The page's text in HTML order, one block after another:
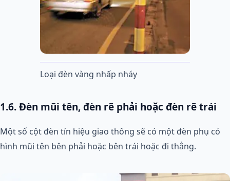
Loại đèn vàng nhấp nháy
1.6. Đèn mũi tên, đèn rẽ phải hoặc đèn rẽ trái
Một số cột đèn tín hiệu giao thông sẽ có một đèn phụ có
hình mũi tên bên phải hoặc bên trái hoặc đi thẳng.